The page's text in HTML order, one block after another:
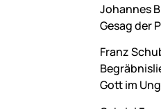
Johannes
Gesag der
Franz
Gott im